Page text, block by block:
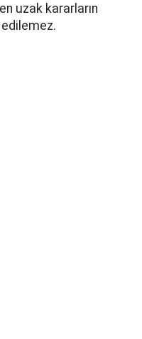
uzak kararların
edilemez.